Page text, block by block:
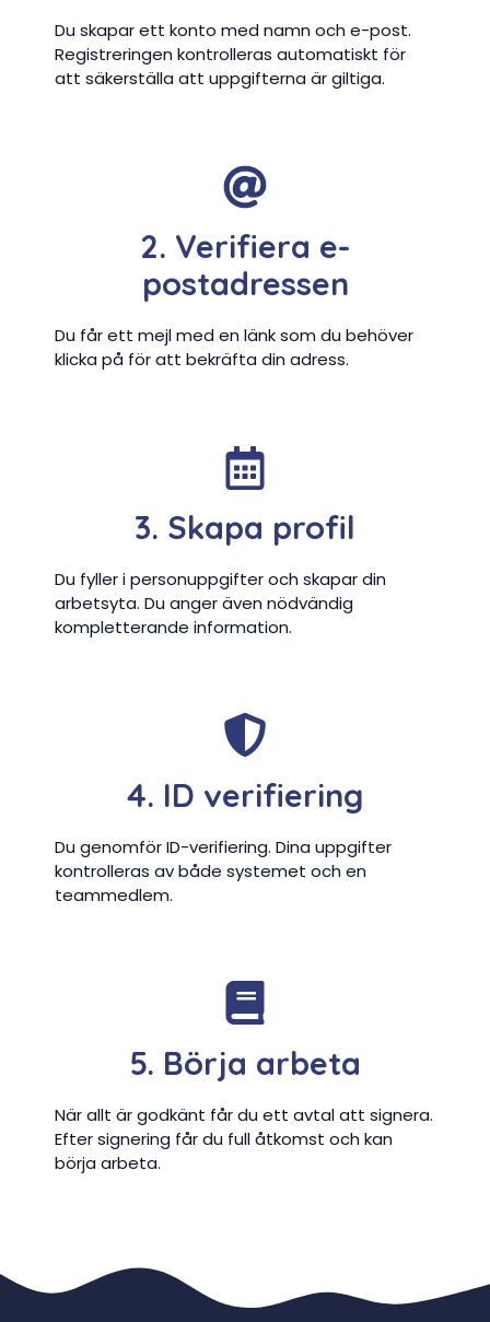
Du skapar ett konto med namn och e-post.
Registreringen kontrolleras automatiskt för
att säkerställa att uppgifterna är giltiga.
2. Verifiera e-
postadressen
Du får ett mejl med en länk som du behöver
klicka på för att bekräfta din adress.
3. Skapa profil
Du fyller i personuppgifter och skapar din
arbetsyta. Du anger även nödvändig
kompletterande information.
4. ID verifiering
Du genomför ID-verifiering. Dina uppgifter
kontrolleras av både systemet och en
teammedlem.
5. Börja arbeta
När allt är godkänt får du ett avtal att signera.
Efter signering får du full åtkomst och kan
börja arbeta.